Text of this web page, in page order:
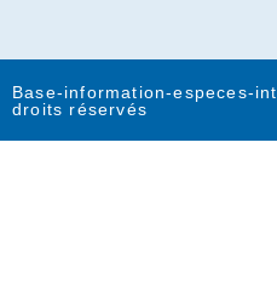
Base-information-especes-
droits réservés